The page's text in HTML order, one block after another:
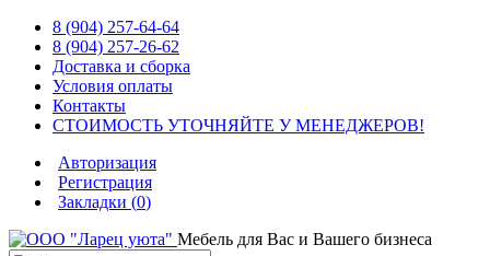
8 (904) 257-64-64
8 (904) 257-26-62
Доставка и сборка
Условия оплаты
Контакты
СТОИМОСТЬ УТОЧНЯЙТЕ У МЕНЕДЖЕРОВ!
Авторизация
Регистрация
Закладки (0)
Мебель для Вас и Вашего бизнеса